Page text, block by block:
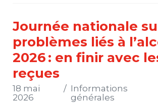
Journée nationale
problèmes liés à
2026 : en finir avec
reçues
Informations
générales
18 mai
2026